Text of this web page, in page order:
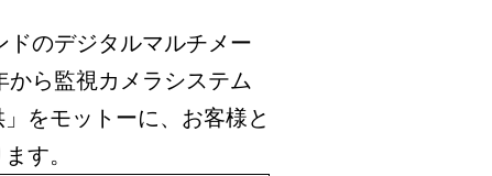
のデジタルマルチメー
ら監視カメラシステム
をモットーに、お客様と
す。